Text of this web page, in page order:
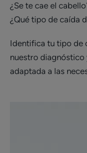
¿Se te cae el
¿Qué tipo de caída
Identifica tu tipo de
nuestro diagnóstico
adaptada a las